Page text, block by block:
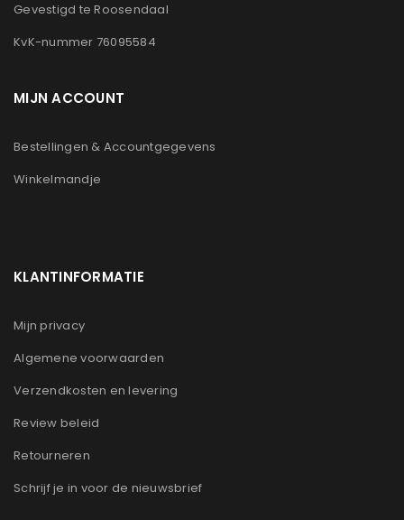
Gevestigd te Roosendaal
KvK-nummer 76095584
MIJN ACCOUNT
Bestellingen & Accountgegevens
Winkelmandje
KLANTINFORMATIE
Mijn privacy
Algemene voorwaarden
Verzendkosten en levering
Review beleid
Retourneren
Schrijf je in voor de nieuwsbrief